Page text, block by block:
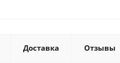
Доставка Отзывы